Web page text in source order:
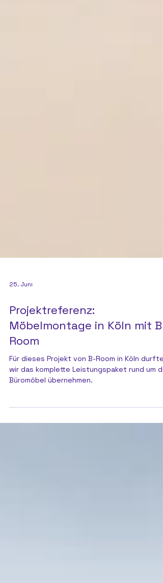
25. Juni
Projektreferenz:
Room
Für dieses Projekt von B-Room in Köln durften
Büromöbel übernehmen.